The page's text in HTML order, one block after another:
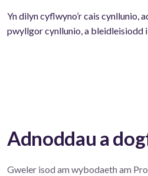
Yn dilyn cyflwyno’r cais cynllunio,
pwyllgor cynllunio, a bleidleisiodd
Adnoddau a
Gweler isod am wybodaeth am